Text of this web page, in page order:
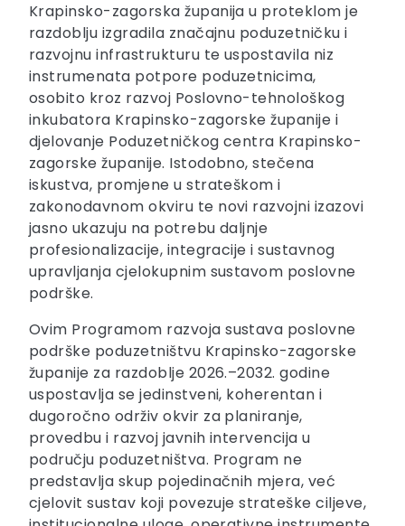
Krapinsko-zagorska županija u proteklom je
razdoblju izgradila značajnu poduzetničku i
razvojnu infrastrukturu te uspostavila niz
instrumenata potpore poduzetnicima,
osobito kroz razvoj Poslovno-tehnološkog
inkubatora Krapinsko-zagorske županije i
djelovanje Poduzetničkog centra Krapinsko-
zagorske županije. Istodobno, stečena
iskustva, promjene u strateškom i
zakonodavnom okviru te novi razvojni izazovi
jasno ukazuju na potrebu daljnje
profesionalizacije, integracije i sustavnog
upravljanja cjelokupnim sustavom poslovne
podrške.
Ovim Programom razvoja sustava poslovne
podrške poduzetništvu Krapinsko-zagorske
županije za razdoblje 2026.–2032. godine
uspostavlja se jedinstveni, koherentan i
dugoročno održiv okvir za planiranje,
provedbu i razvoj javnih intervencija u
području poduzetništva. Program ne
predstavlja skup pojedinačnih mjera, već
cjelovit sustav koji povezuje strateške ciljeve,